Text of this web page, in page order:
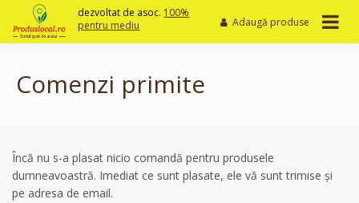
content
dezvoltat de asoc. 100%
pentru mediu
Adaugă produse
Comenzi primite
Încă nu s-a plasat nicio comandă pentru produsele
dumneavoastră. Imediat ce sunt plasate, ele vă sunt trimise și
pe adresa de email.